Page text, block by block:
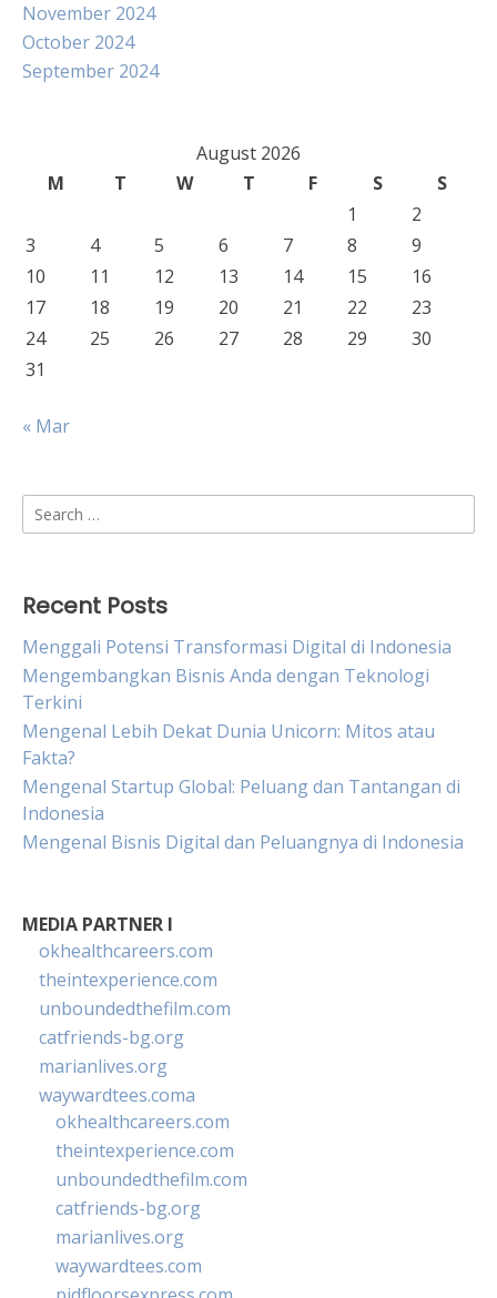
November 2024
October 2024
September 2024
August 2026
M
T W T F S
S
1
2
3
4 5 6 7 8
9
10
11 12 13 14 15
16
17
18 19 20 21 22
23
24
25 26 27 28 29
30
31
« Mar
Search
for:
Recent Posts
Menggali Potensi Transformasi Digital di Indonesia
Mengembangkan Bisnis Anda dengan Teknologi
Terkini
Mengenal Lebih Dekat Dunia Unicorn: Mitos atau
Fakta?
Mengenal Startup Global: Peluang dan Tantangan di
Indonesia
Mengenal Bisnis Digital dan Peluangnya di Indonesia
MEDIA PARTNER I
okhealthcareers.com
theintexperience.com
unboundedthefilm.com
catfriends-bg.org
marianlives.org
waywardtees.coma
okhealthcareers.com
theintexperience.com
unboundedthefilm.com
catfriends-bg.org
marianlives.org
waywardtees.com